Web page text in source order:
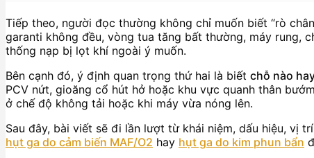
Tiếp theo, người đọc thường không chỉ muốn biết “rò
garanti không đều, vòng tua tăng bất thường, máy rung,
thống nạp bị lọt khí ngoài ý muốn.
Bên cạnh đó, ý định quan trọng thứ hai là biết chỗ nào
PCV nứt, gioăng cổ hút hở hoặc khu vực quanh thân
ở chế độ không tải hoặc khi máy vừa nóng lên.
Sau đây, bài viết sẽ đi lần lượt từ khái niệm, dấu hiệu, vị
hụt ga do cảm biến MAF/O2 hay hụt ga do kim phun bẩn